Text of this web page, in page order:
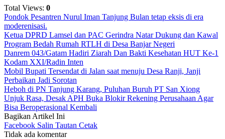
Total Views: 0
Pondok Pesantren Nurul Iman Tanjung Bulan tetap eksis di era
moderenisasi.
Ketua DPRD Lamsel dan PAC Gerindra Natar Dukung dan Kawal
Program Bedah Rumah RTLH di Desa Banjar Negeri
Danrem 043/Gatam Hadiri Ziarah Dan Bakti Kesehatan HUT Ke-1
Kodam XXI/Radin Inten
Mobil Bupati Tersendat di Jalan saat menuju Desa Ranji, Janji
Perbaikan Jadi Sorotan
Heboh di PN Tanjung Karang, Puluhan Buruh PT San Xiong
Unjuk Rasa, Desak APH Buka Blokir Rekening Perusahaan Agar
Bisa Beroperasional Kembali
Bagikan Artikel Ini
Facebook Salin Tautan Cetak
Tidak ada komentar